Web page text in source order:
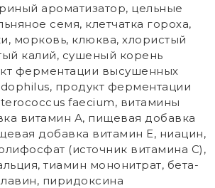
ароматизатор, цельные
семя, клетчатка гороха,
морковь, клюква, хлористый
калий, сушеный корень
ферментации высушенных
продукт ферментации
faecium, витамины
витамин А, пищевая добавка
добавка витамин Е, ниацин,
(источник витамина С),
тиамин мононитрат, бета-
пиридоксина